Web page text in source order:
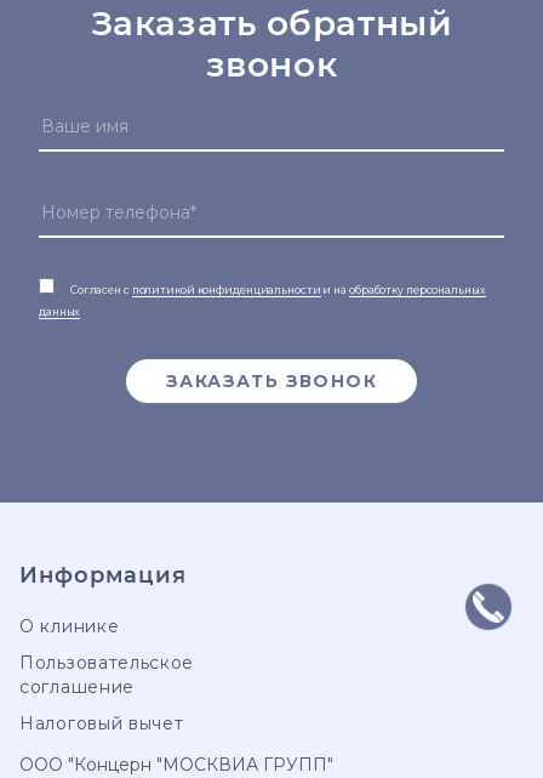
Заказать обратный
звонок
Согласен с политикой конфиденциальности и на обработку персональных
данных
ЗАКАЗАТЬ ЗВОНОК
Информация
О клинике
Пользовательское
соглашение
Налоговый вычет
ООО "Концерн "МОСКВИА ГРУПП"